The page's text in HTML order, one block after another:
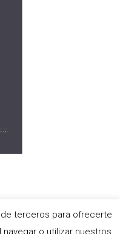
del Santísimo Sacramento,
terceros para ofrecerte
o utilizar nuestros